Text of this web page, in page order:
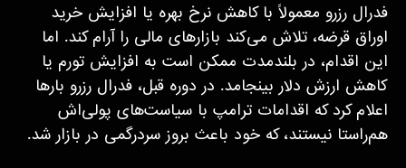
فدرال رزرو معمولاً با کاهش نرخ بهره یا افزایش خرید
اوراق قرضه، تلاش می‌کند بازارهای مالی را آرام کند. اما
این اقدام، در بلندمدت ممکن است به افزایش تورم یا
کاهش ارزش دلار بینجامد. در دوره قبل، فدرال رزرو بارها
اعلام کرد که اقدامات ترامپ با سیاست‌های پولی‌اش
هم‌راستا نیستند، که خود باعث بروز سردرگمی در بازار شد.